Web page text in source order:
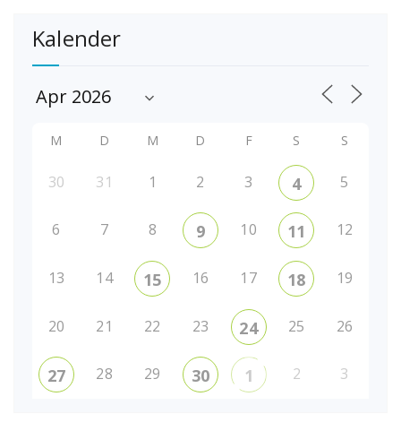
Kalender
M D M D F S S
30 31 1 2 3 4 5
6 7 8 9 10 11 12
13 14 15 16 17 18 19
20 21 22 23 24 25 26
27 28 29 30 1 2 3